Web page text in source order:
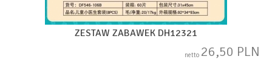
ZESTAW ZABAWEK DH12321
netto 26,50 PLN